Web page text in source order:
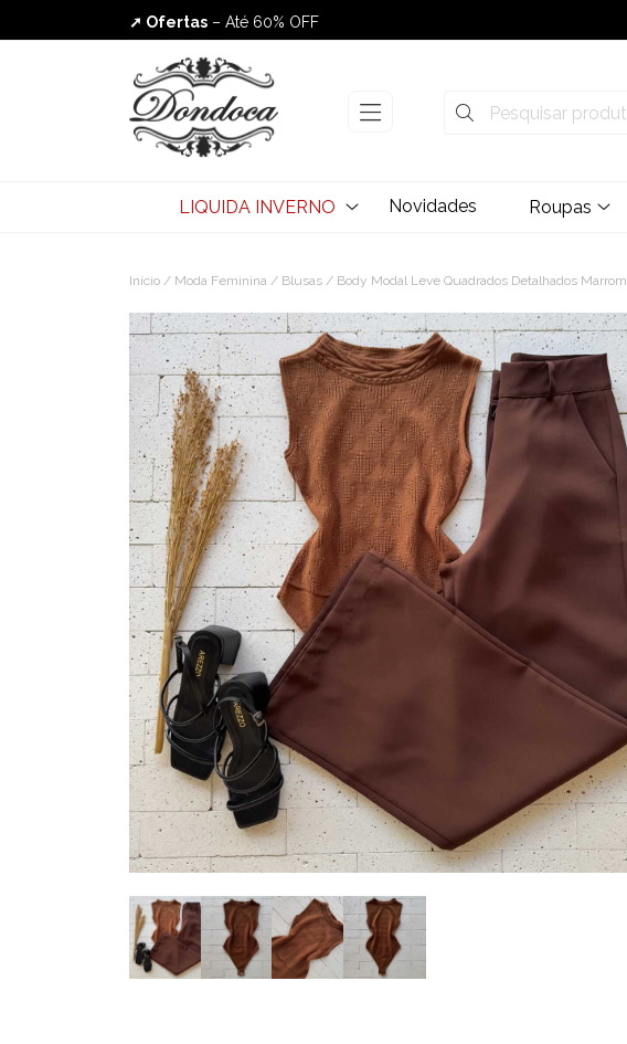
➚ Ofertas – Até 60% OFF
Envio Rápido
LIQUIDA INVERNO Novidades Roupas
Início / Moda Feminina / Blusas / Body Modal Leve Quadrados Detalhados Marrom